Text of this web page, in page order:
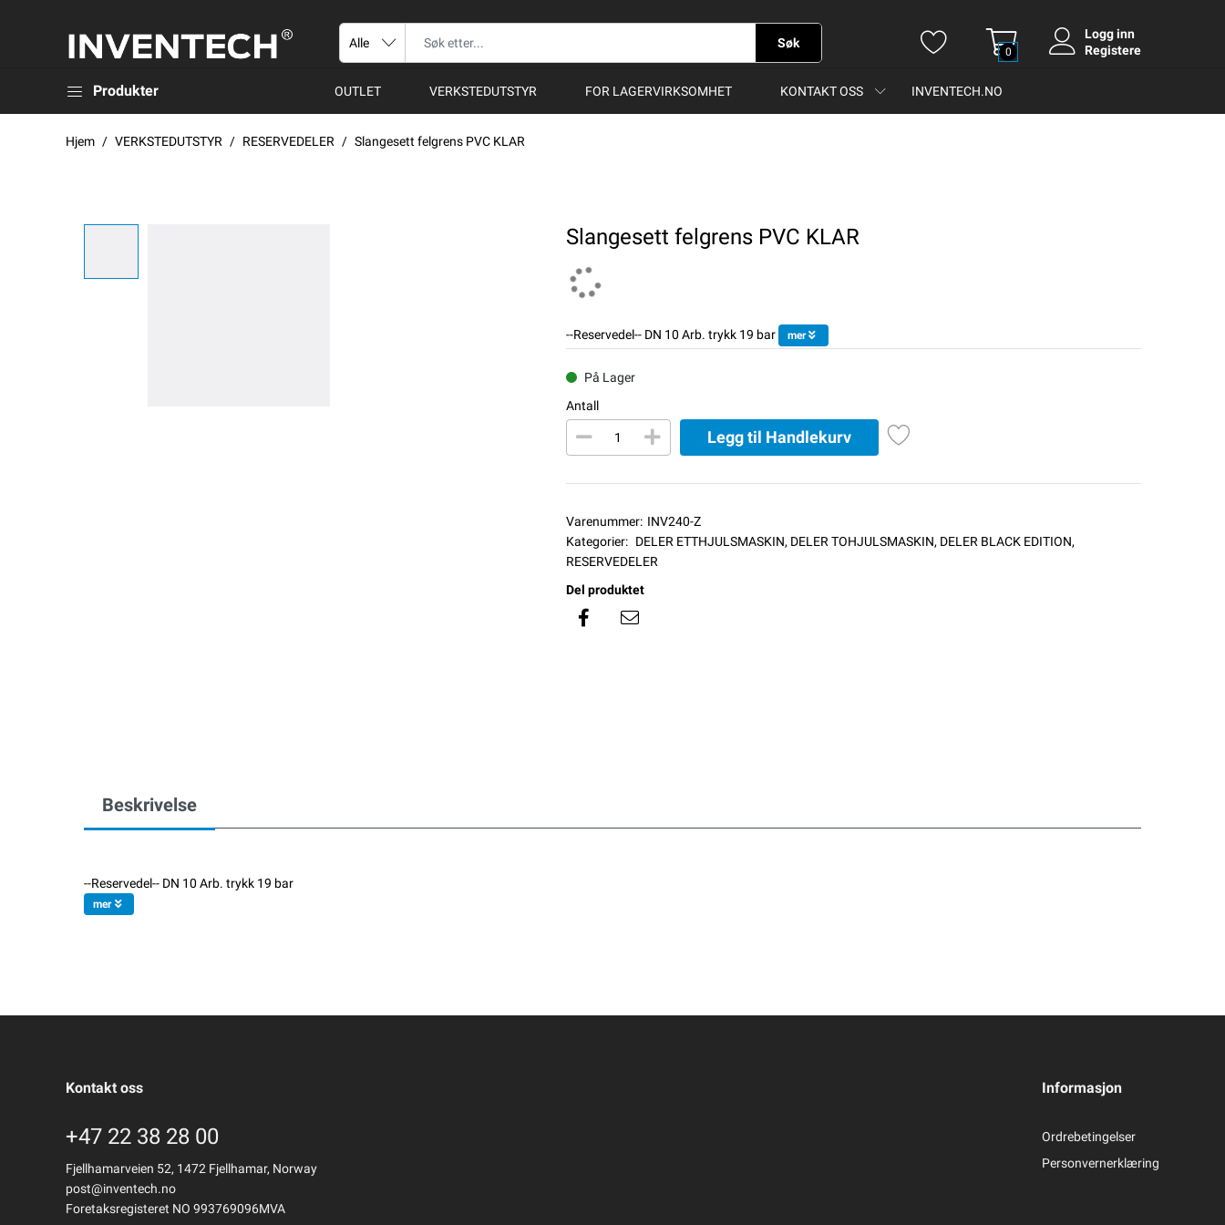
Søk
0
Logg inn
Registere
Produkter OUTLET VERKSTEDUTSTYR FOR LAGERVIRKSOMHET KONTAKT OSS INVENTECH.NO
Hjem VERKSTEDUTSTYR RESERVEDELER Slangesett felgrens PVC KLAR
Slangesett felgrens PVC KLAR
--Reservedel-- DN 10 Arb. trykk 19 bar mer
På Lager
Antall
Legg til Handlekurv
Varenummer: INV240-Z
Kategorier: DELER ETTHJULSMASKIN, DELER TOHJULSMASKIN, DELER BLACK EDITION,
RESERVEDELER
Del produktet
Beskrivelse
--Reservedel-- DN 10 Arb. trykk 19 bar
mer
Kontakt oss
+47 22 38 28 00
Fjellhamarveien 52, 1472 Fjellhamar, Norway
post@inventech.no
Foretaksregisteret NO 993769096MVA
Informasjon
Ordrebetingelser
Personvernerklæring